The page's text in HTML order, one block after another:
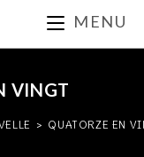
MENU
VINGT
> QUATORZE EN